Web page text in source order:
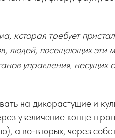
которая требует
людей, посещающих эти
управления, несущих
на дикорастущие и
увеличение
а во-вторых, через